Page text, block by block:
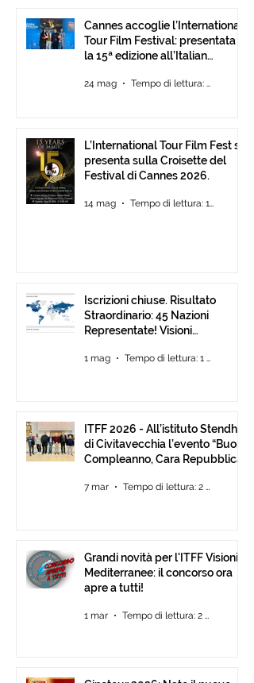
Cannes accoglie l’International
Tour Film Festival: presentata
la 15ª edizione all’Italian
24 mag Tempo di lettura: 2 min
L’International Tour Film Fest si
presenta sulla Croisette del
Festival di Cannes 2026.
14 mag Tempo di lettura: 1 min
Iscrizioni chiuse. Risultato
Straordinario: 45 Nazioni
Representate! Visioni
Fino al 30 Giugno
1 mag Tempo di lettura: 1 min
ITFF 2026 - All’istituto Stendhal
di Civitavecchia l’evento “Buon
Compleanno, Cara Repubblica”
7 mar Tempo di lettura: 2 min
Grandi novità per l'ITFF Visioni
Mediterranee: il concorso ora
apre a tutti!
1 mar Tempo di lettura: 2 min